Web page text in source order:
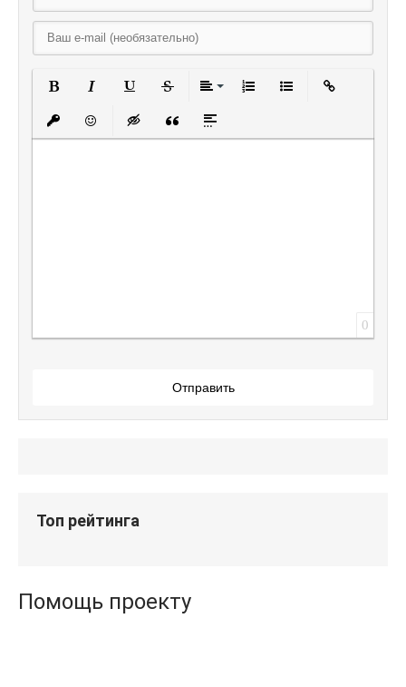
Полужирный
Курсив
Вставить защищенную ссылку
Вставить смайлик
Вставка скрытого текста
Вставка цитаты
Вставка спойлера
0
Отправить
Топ рейтинга
Помощь проекту